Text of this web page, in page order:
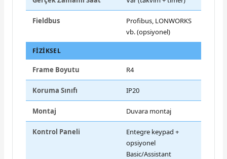
Fieldbus
Profibus, LONWORKS
vb. (opsiyonel)
FIZIKSEL
Frame Boyutu R4
Koruma Sınıfı IP20
Montaj Duvara montaj
Kontrol Paneli
Entegre keypad +
opsiyonel
Basic/Assistant